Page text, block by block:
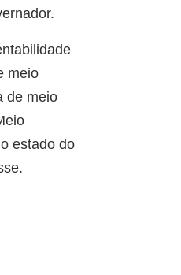
meio
de meio
estado do